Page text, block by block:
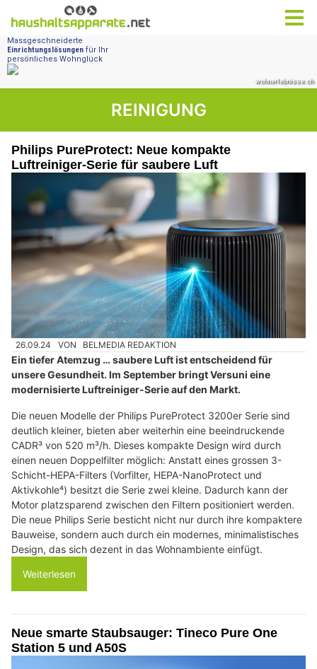
REINIGUNG
Philips PureProtect: Neue kompakte
Luftreiniger-Serie für saubere Luft
26.09.24 VON BELMEDIA REDAKTION
Ein tiefer Atemzug … saubere Luft ist entscheidend für
unsere Gesundheit. Im September bringt Versuni eine
modernisierte Luftreiniger-Serie auf den Markt.
Die neuen Modelle der Philips PureProtect 3200er Serie sind
deutlich kleiner, bieten aber weiterhin eine beeindruckende
CADR³ von 520 m³/h. Dieses kompakte Design wird durch
einen neuen Doppelfilter möglich: Anstatt eines grossen 3-
Schicht-HEPA-Filters (Vorfilter, HEPA-NanoProtect und
Aktivkohle⁴) besitzt die Serie zwei kleine. Dadurch kann der
Motor platzsparend zwischen den Filtern positioniert werden.
Die neue Philips Serie besticht nicht nur durch ihre kompaktere
Bauweise, sondern auch durch ein modernes, minimalistisches
Design, das sich dezent in das Wohnambiente einfügt.
Weiterlesen
Neue smarte Staubsauger: Tineco Pure One
Station 5 und A50S